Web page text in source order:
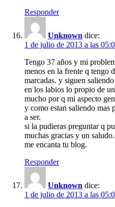
Responder
Unknown dice:
1 de julio de 2013 a las
Tengo 37 años y mi
menos en la frente q tengo
marcadas. y siguen
en los labios lo propio de
mucho por q mi aspecto
y como estan saliendo mas
a ser.
si la pudieras preguntar q
muchas gracias y un saludo.
me encanta tu blog.
Responder
Unknown dice:
1 de julio de 2013 a las